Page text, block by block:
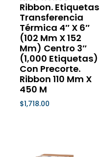
Ribbon. Etiquetas
Transferencia
Térmica 4″ X 6″
(102 Mm X 152
Mm) Centro 3″
(1,000 Etiquetas)
Con Precorte.
Ribbon 110 Mm X
450 M
$1,718.00
de